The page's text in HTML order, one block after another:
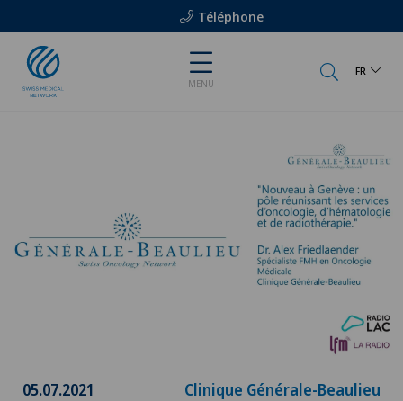
Téléphone
MENU
FR
05.07.2021 Clinique Générale-Beaulieu